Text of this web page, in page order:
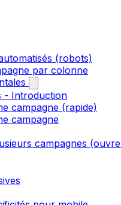
(robots)
par colonne
- Introduction
campagne (rapide)
campagne
campagnes